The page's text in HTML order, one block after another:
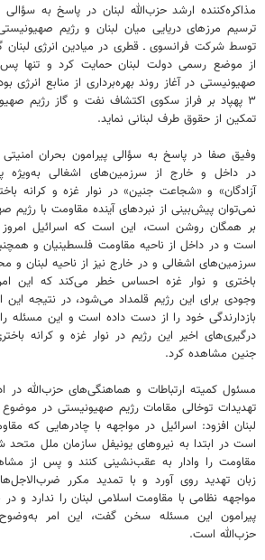
مذاکره‌کننده ارشد حزب‌الله لبنان در پاسخ به
ترسیم مرزهای دریایی میان لبنان و رژیم
توسط شرکت فرانسوی ـ قطری در میادین انرژی لبنان
از موضع رسمی دولت لبنان حمایت کرد و تنها
صهیونیستی در آغاز روند بهره‌برداری از منابع
۳ پهپاد بر فراز سکوی اکتشاف نفت و گاز رژیم
تمکین از حقوق طرف لبنانی نماید.
وفیق صفا در پاسخ به سؤالی پیرامون بحران
در داخل و خارج از سرزمین‌های اشغالی به‌ویژه
آزادگان» و «شجاعت جنین» در نوار غزه و کرانه
نمی‌توان پیش‌بینی از نبردهای آینده مقاومت با رژیم
بر همگان روشن است، این است که اسرائیل
است و در داخل از ناحیه مقاومت فلسطینیان و
سرزمین‌های اشغالی و در خارج نیز از ناحیه لبنان و
باختری و نوار غزه احساس خطر می‌کند که این
وجودی برای این رژیم قلمداد می‌شود، در نتیجه این
بازدارندگی خود را از دست داده است و این مسئله
درگیری‌های اخیر این رژیم در نوار غزه و کرانه
جنین مشاهده کرد.
مسئول کمیته ارتباطات و هماهنگی‌های حزب‌الله در
تهدیدات توخالی مقامات رژیم صهیونیستی در
لبنان افزود: اسرائیل در مواجهه با چادرهایی که
است در ابتدا به نیروهای یونیفل سازمان ملل متحد
مقاومت را وادار به عقب‌نشینی کنند و پس از
زبان تهدید روی آورد و با تمدید مکرر
مواجهه نظامی با مقاومت اسلامی لبنان را ندارد و
پیرامون این مسئله سخن گفت، این امر به‌وضوح
حزب‌الله است.